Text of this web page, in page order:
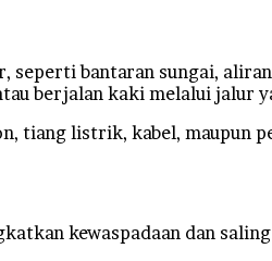
bantaran sungai,
berjalan kaki melalui jalur
tiang listrik, kabel, maupun
kewaspadaan dan